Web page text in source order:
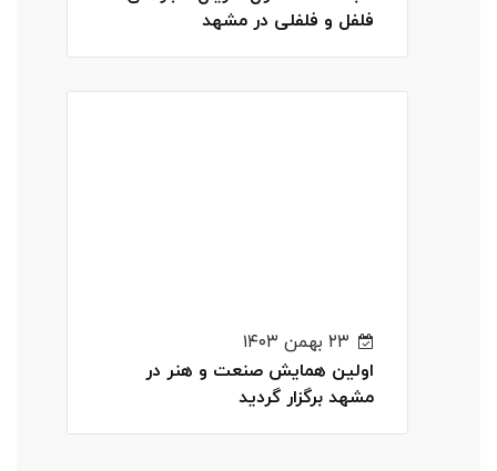
فلفل و فلفلی در مشهد
اولین همایش صنعت و هنر در
مشهد برگزار گردید